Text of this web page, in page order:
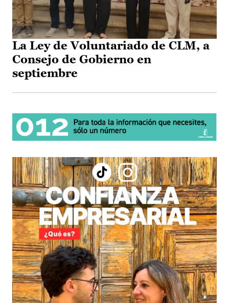
La Ley de Voluntariado de CLM, a
Consejo de Gobierno en
septiembre